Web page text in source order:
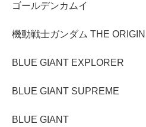
ゴールデンカムイ
機動戦士ガンダム THE ORIGIN
BLUE GIANT EXPLORER
BLUE GIANT SUPREME
BLUE GIANT